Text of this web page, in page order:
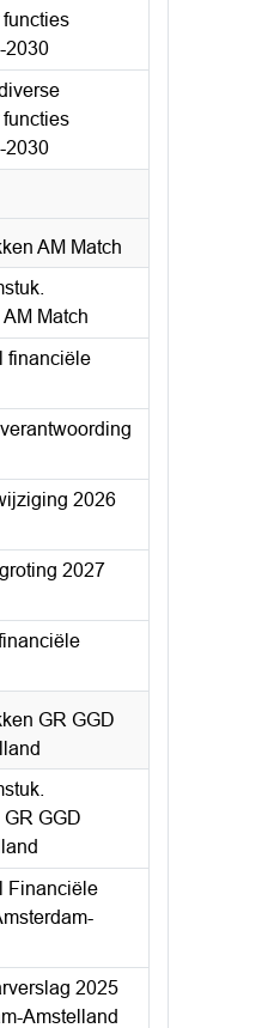
2030
2030
AM Match
Match
financiële
2026
2027
GR GGD
GGD
Financiële
2025
Amstelland